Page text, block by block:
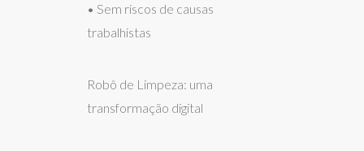
• Sem riscos de causas
trabalhistas
Robô de Limpeza: uma
transformação digital